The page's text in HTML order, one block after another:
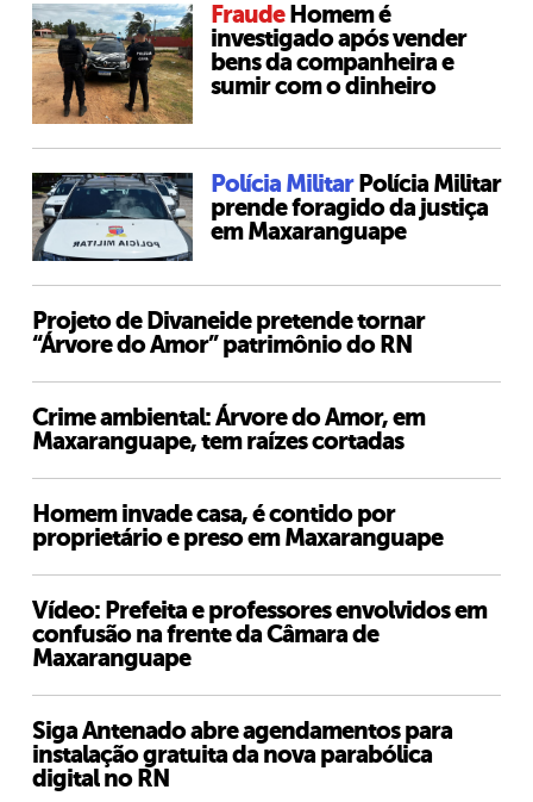
Fraude Homem é
investigado após vender
bens da companheira e
sumir com o dinheiro
Polícia Militar Polícia Militar
prende foragido da justiça
em Maxaranguape
Projeto de Divaneide pretende tornar
“Árvore do Amor” patrimônio do RN
Crime ambiental: Árvore do Amor, em
Maxaranguape, tem raízes cortadas
Homem invade casa, é contido por
proprietário e preso em Maxaranguape
Vídeo: Prefeita e professores envolvidos em
confusão na frente da Câmara de
Maxaranguape
Siga Antenado abre agendamentos para
instalação gratuita da nova parabólica
digital no RN